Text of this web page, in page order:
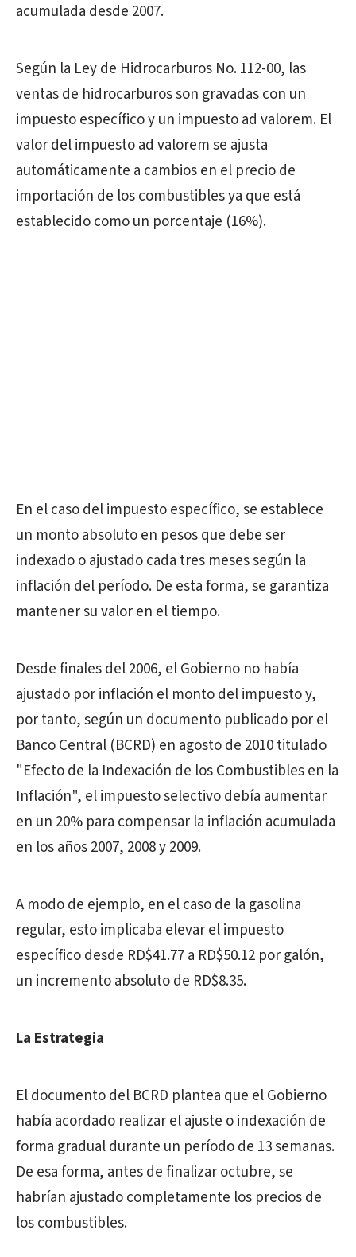
acumulada desde 2007.
Según la Ley de Hidrocarburos No. 112-00, las
ventas de hidrocarburos son gravadas con un
impuesto específico y un impuesto ad valorem. El
valor del impuesto ad valorem se ajusta
automáticamente a cambios en el precio de
importación de los combustibles ya que está
establecido como un porcentaje (16%).
En el caso del impuesto específico, se establece
un monto absoluto en pesos que debe ser
indexado o ajustado cada tres meses según la
inflación del período. De esta forma, se garantiza
mantener su valor en el tiempo.
Desde finales del 2006, el Gobierno no había
ajustado por inflación el monto del impuesto y,
por tanto, según un documento publicado por el
Banco Central (BCRD) en agosto de 2010 titulado
"Efecto de la Indexación de los Combustibles en la
Inflación", el impuesto selectivo debía aumentar
en un 20% para compensar la inflación acumulada
en los años 2007, 2008 y 2009.
A modo de ejemplo, en el caso de la gasolina
regular, esto implicaba elevar el impuesto
específico desde RD$41.77 a RD$50.12 por galón,
un incremento absoluto de RD$8.35.
La Estrategia
El documento del BCRD plantea que el Gobierno
había acordado realizar el ajuste o indexación de
forma gradual durante un período de 13 semanas.
De esa forma, antes de finalizar octubre, se
habrían ajustado completamente los precios de
los combustibles.